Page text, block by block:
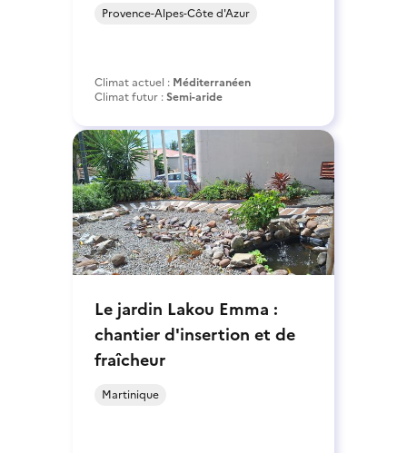
Provence-Alpes-Côte d'Azur
Climat actuel : Méditerranéen
Climat futur :Semi-aride
Le jardin Lakou Emma :
chantier d'insertion et de
fraîcheur
Martinique